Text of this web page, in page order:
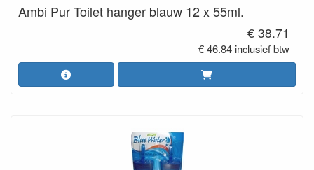
Ambi Pur Toilet hanger blauw 12 x 55ml.
€ 38.71
€ 46.84 inclusief btw